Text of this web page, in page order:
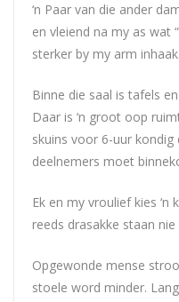
‘n Paar van die ander
en vleiend na my as wat
sterker by my arm inhaak.
Binne die saal is tafels
Daar is ‘n groot oop
skuins voor 6-uur
deelnemers moet
Ek en my vroulief kies
reeds drasakke staan
Opgewonde mense
stoele word minder.